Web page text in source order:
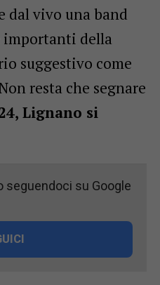
dal vivo una band
importanti della
suggestivo come
resta che segnare
Lignano si
seguendoci su Google